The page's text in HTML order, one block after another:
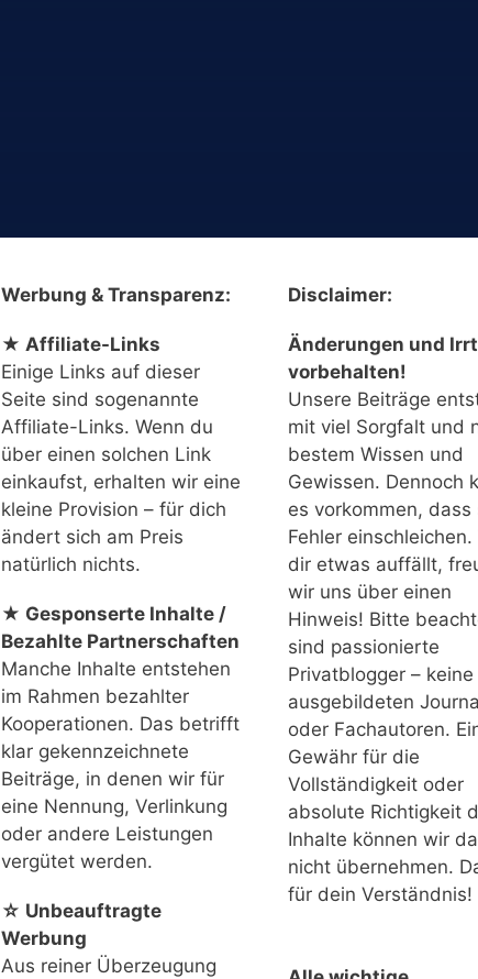
Werbung & Transparenz:
★ Affiliate-Links
Einige Links auf dieser
Seite sind sogenannte
Affiliate-Links. Wenn du
über einen solchen Link
einkaufst, erhalten wir eine
kleine Provision – für dich
ändert sich am Preis
natürlich nichts.
★ Gesponserte Inhalte /
Bezahlte Partnerschaften
Manche Inhalte entstehen
im Rahmen bezahlter
Kooperationen. Das betrifft
klar gekennzeichnete
Beiträge, in denen wir für
eine Nennung, Verlinkung
oder andere Leistungen
vergütet werden.
☆ Unbeauftragte
Werbung
Aus reiner Überzeugung
Disclaimer:
Änderungen und
vorbehalten!
Unsere Beiträge
mit viel Sorgfalt und
bestem Wissen und
Gewissen. Dennoch
es vorkommen, dass
Fehler einschleichen.
dir etwas auffällt,
wir uns über einen
Hinweis! Bitte
sind passionierte
Privatblogger – keine
ausgebildeten
oder Fachautoren.
Gewähr für die
Vollständigkeit oder
absolute Richtigkeit
Inhalte können wir
nicht übernehmen.
für dein Verständnis!